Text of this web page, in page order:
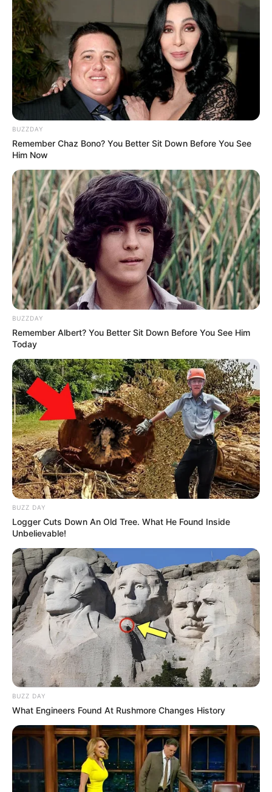
BUZZDAY
Remember Chaz Bono? You Better Sit Down Before You See
Him Now
BUZZDAY
Remember Albert? You Better Sit Down Before You See Him
Today
BUZZ DAY
Logger Cuts Down An Old Tree. What He Found Inside
Unbelievable!
BUZZ DAY
What Engineers Found At Rushmore Changes History